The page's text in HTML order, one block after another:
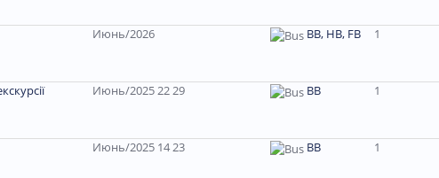
Июнь/2026 BB, HB, FB 1
Июнь/2025 22 29 BB 1
Июнь/2025 14 23 BB 1